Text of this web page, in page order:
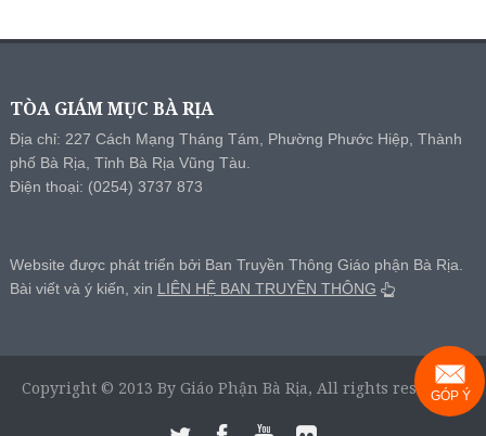
TÒA GIÁM MỤC BÀ RỊA
Địa chỉ: 227 Cách Mạng Tháng Tám, Phường Phước Hiệp, Thành
phố Bà Rịa, Tỉnh Bà Rịa Vũng Tàu.
Điện thoại: (0254) 3737 873
Website được phát triển bởi Ban Truyền Thông Giáo phận Bà Rịa.
Bài viết và ý kiến, xin LIÊN HỆ BAN TRUYỀN THÔNG
Copyright © 2013 By Giáo Phận Bà Rịa, All rights reserved.
GÓP Ý